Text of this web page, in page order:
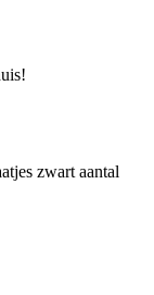
zwart aantal